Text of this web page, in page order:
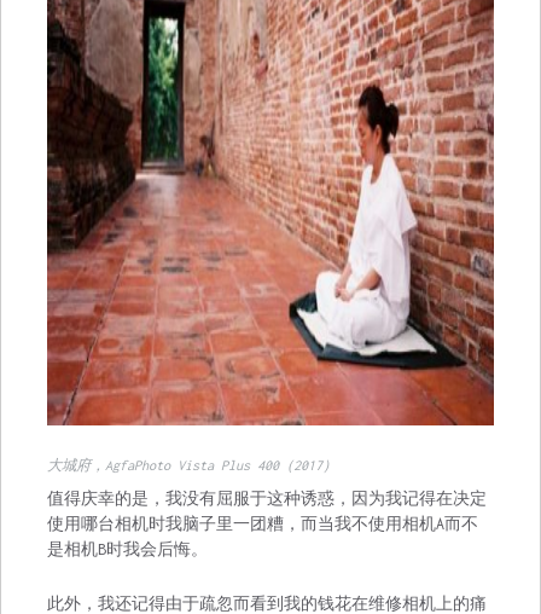
大城府，AgfaPhoto Vista Plus 400（2017）
值得庆幸的是，我没有屈服于这种诱惑，因为我记得在决定
使用哪台相机时我脑子里一团糟，而当我不使用相机A而不
是相机B时我会后悔。
此外，我还记得由于疏忽而看到我的钱花在维修相机上的痛